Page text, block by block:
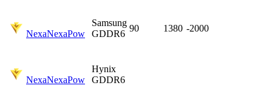
NexaNexaPow
Samsung
GDDR6
90 1380 -2000
NexaNexaPow
Hynix
GDDR6